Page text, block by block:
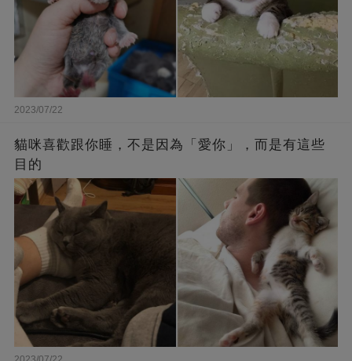
2023/07/22
貓咪喜歡跟你睡，不是因為「愛你」，而是有這些
目的